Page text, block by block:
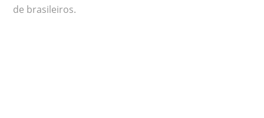
de brasileiros.